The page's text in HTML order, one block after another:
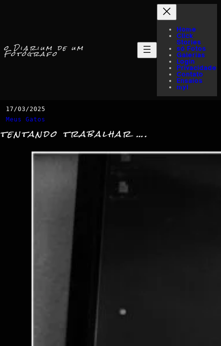
o Diarium de um
Fotógrafo
Home
Click
Stories
só Fotos
Galerias
Login
Privacidade
Contato
Ensaios
myI
17/03/2025
Meus Gatos
tentando trabalhar ….